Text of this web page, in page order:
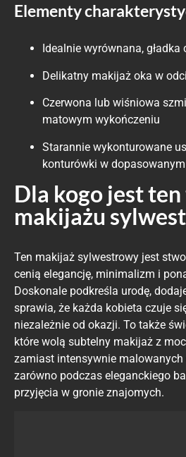
Elementy
Idealnie wyrównana, gładka
Delikatny makijaż oka w
Czerwona lub wiśniowa
matowym wykończeniu
Starannie wykonturowane
konturówki w
Dla kogo jest
makijażu
Ten makijaż sylwestrowy jest
cenią elegancję, minimalizm i
Doskonale podkreśla urodę,
sprawia, że każda kobieta czuje
niezależnie od okazji. To także
które wolą subtelny makijaż z
zamiast intensywnie malowanych
zarówno podczas eleganckiego
przyjęcia w gronie znajomych.